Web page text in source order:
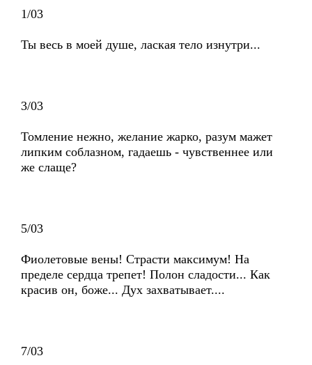
1/03
Ты весь в моей душе, лаская тело изнутри...
3/03
Томление нежно, желание жарко, разум мажет
липким соблазном, гадаешь - чувственнее или
же слаще?
5/03
Фиолетовые вены! Страсти максимум! На
пределе сердца трепет! Полон сладости... Как
красив он, боже... Дух захватывает....
7/03